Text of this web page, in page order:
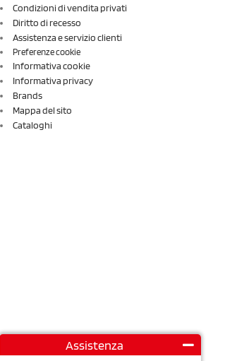
Condizioni di vendita privati
Diritto di recesso
Assistenza e servizio clienti
Preferenze cookie
Informativa cookie
Informativa privacy
Brands
Mappa del sito
Cataloghi
Assistenza